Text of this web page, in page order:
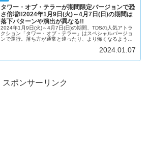
タワー・オブ・テラーが期間限定バージョンで恐
さ倍増!!2024年1月9日(火)～4月7日(日)の期間は
落下パターンや演出が異なる!!
2024年1月9日(火)～4月7日(日)の期間、TDSの人気アトラ
クション「タワー・オブ・テラー」はスペシャルバージョ
ンで運行。落ち方が通常と違ったり、より怖くなるように
2024.01.07
スポンサーリンク